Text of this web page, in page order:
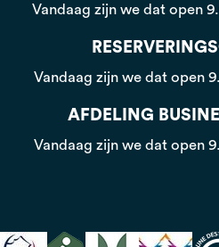
Vandaag zijn we dat open
Vandaag zijn we dat open
AFDELING
Vandaag zijn we dat open